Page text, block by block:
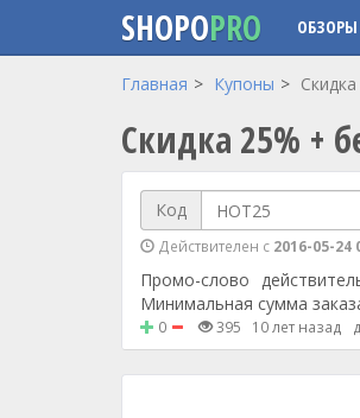
Перейти к основному содержанию
SHOPOPRO ОБЗОРЫ
Главная Купоны
Скидка 25% +
Код
Действителен с 2016-05-24
Промо-слово
Минимальная сумма
0 395 10 лет назад